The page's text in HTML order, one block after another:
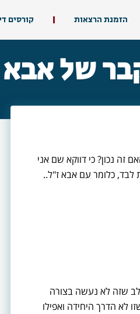
הזמנת הרצאות קורסים
של אבא
נכון? כי דווקא שם אני
לבד, כלומר עם אבא ז"ל..
לב שזה לא נעשה בצורה
לא הדרך היחידה ואפילו